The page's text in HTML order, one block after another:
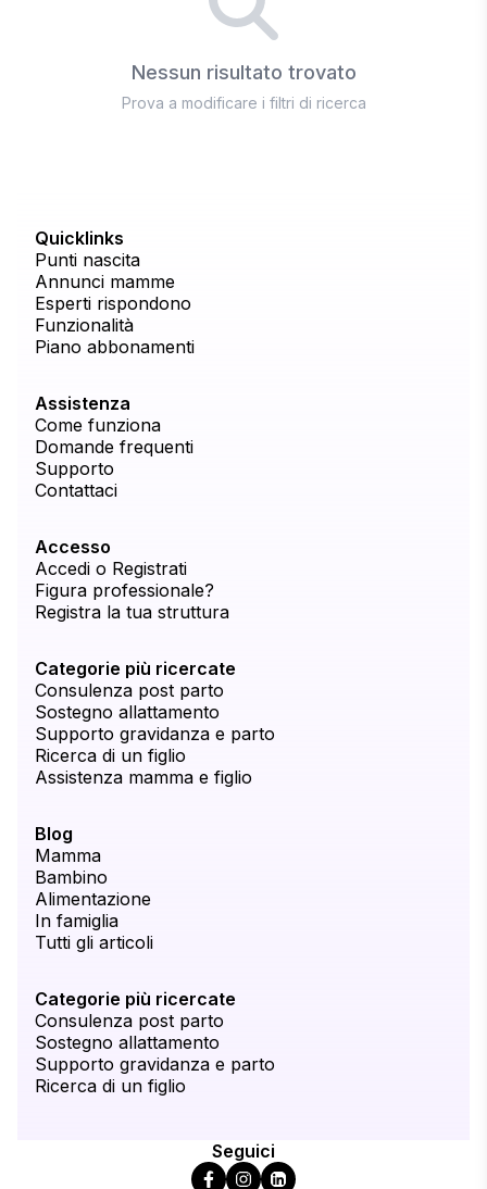
Nessun risultato trovato
Prova a modificare i filtri di ricerca
Quicklinks
Punti nascita
Annunci mamme
Esperti rispondono
Funzionalità
Piano abbonamenti
Assistenza
Come funziona
Domande frequenti
Supporto
Contattaci
Accesso
Accedi o Registrati
Figura professionale?
Registra la tua struttura
Categorie più ricercate
Consulenza post parto
Sostegno allattamento
Supporto gravidanza e parto
Ricerca di un figlio
Assistenza mamma e figlio
Blog
Mamma
Bambino
Alimentazione
In famiglia
Tutti gli articoli
Categorie più ricercate
Consulenza post parto
Sostegno allattamento
Supporto gravidanza e parto
Ricerca di un figlio
Seguici